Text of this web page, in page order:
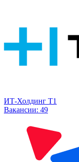
ИТ-Холдинг Т1
Вакансии: 49